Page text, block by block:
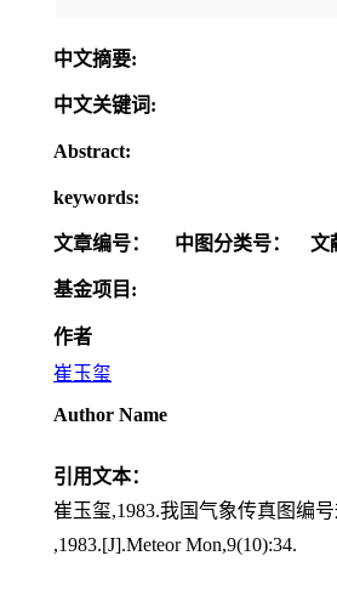
中文摘要:
中文关键词:
Abstract:
keywords:
文章编号： 中图分类号： 文
基金项目:
作者
崔玉玺
Author Name
引用文本：
崔玉玺,1983.我国气象传真图编
,1983.[J].Meteor Mon,9(10):34.